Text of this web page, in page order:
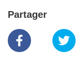
Partager